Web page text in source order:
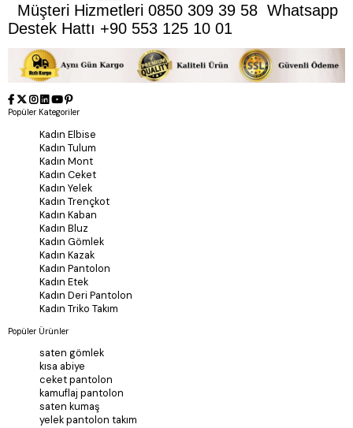
Müşteri Hizmetleri 0850 309 39 58 Whatsapp
Destek Hattı +90 553 125 10 01
Popüler Kategoriler
Kadın Elbise
Kadın Tulum
Kadın Mont
Kadın Ceket
Kadın Yelek
Kadın Trençkot
Kadın Kaban
Kadın Bluz
Kadın Gömlek
Kadın Kazak
Kadın Pantolon
Kadın Etek
Kadın Deri Pantolon
Kadın Triko Takım
Popüler Ürünler
saten gömlek
kısa abiye
ceket pantolon
kamuflaj pantolon
saten kumaş
yelek pantolon takım